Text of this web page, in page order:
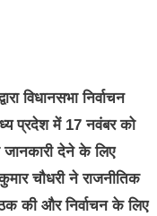
विधानसभा निर्वाचन
प्रदेश में 17 नवंबर को
जानकारी देने के लिए
चौधरी ने राजनीतिक
की और निर्वाचन के लिए